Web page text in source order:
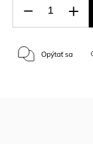
Opýtať sa